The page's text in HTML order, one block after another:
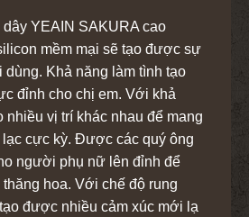
YEAIN SAKURA cao
mềm mại sẽ tạo được sự
Khả năng làm tình tạo
đỉnh cho chị em. Với khả
nhiều vị trí khác nhau để mang
cực kỳ. Được các quý ông
người phụ nữ lên đỉnh để
hoa. Với chế độ rung
được nhiều cảm xúc mới lạ